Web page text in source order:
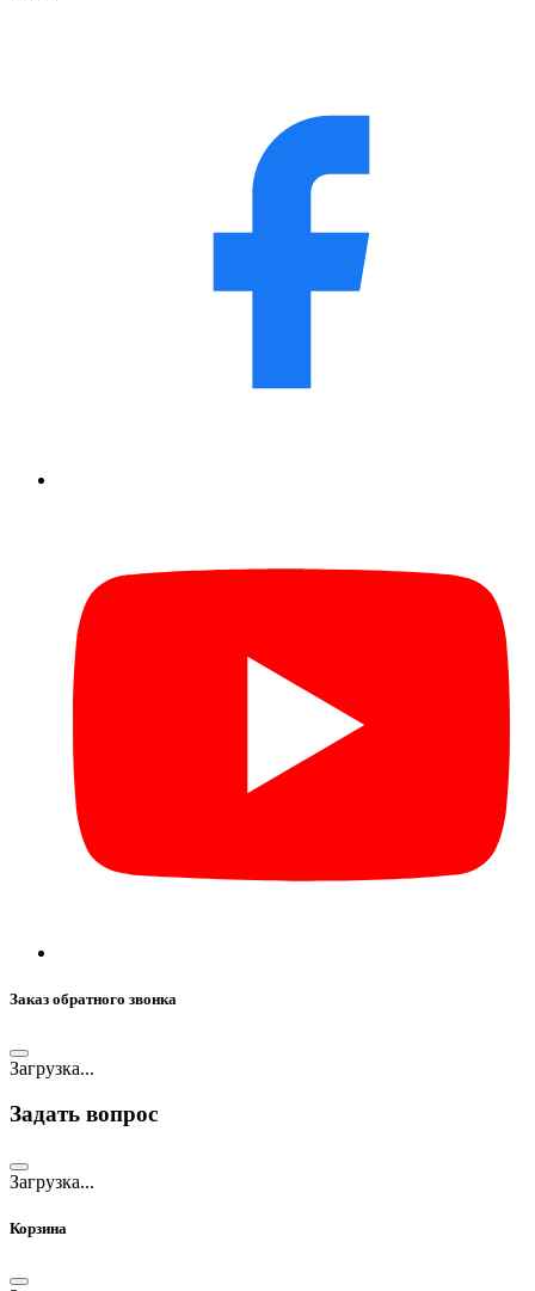
Заказ обратного звонка
Загрузка...
Задать вопрос
Загрузка...
Корзина